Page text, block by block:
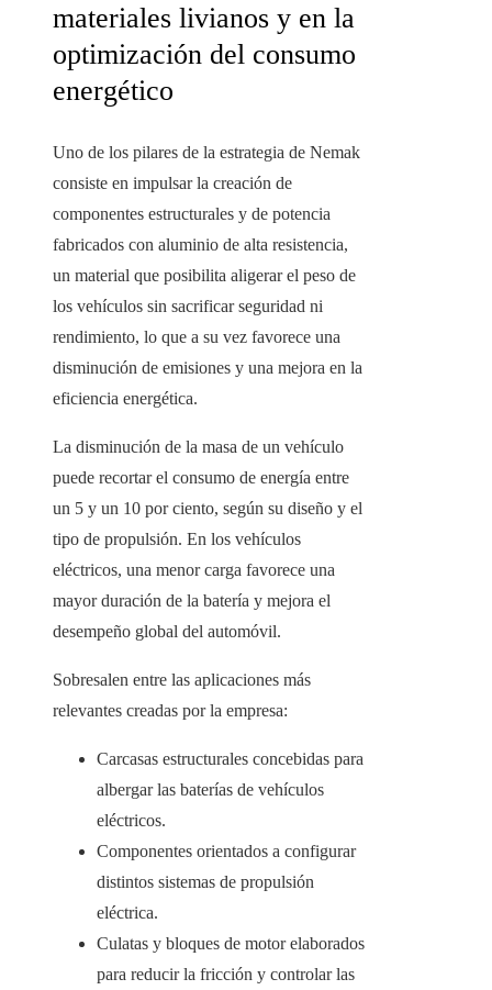
materiales livianos y en la
optimización del consumo
energético
Uno de los pilares de la estrategia de Nemak
consiste en impulsar la creación de
componentes estructurales y de potencia
fabricados con aluminio de alta resistencia,
un material que posibilita aligerar el peso de
los vehículos sin sacrificar seguridad ni
rendimiento, lo que a su vez favorece una
disminución de emisiones y una mejora en la
eficiencia energética.
La disminución de la masa de un vehículo
puede recortar el consumo de energía entre
un 5 y un 10 por ciento, según su diseño y el
tipo de propulsión. En los vehículos
eléctricos, una menor carga favorece una
mayor duración de la batería y mejora el
desempeño global del automóvil.
Sobresalen entre las aplicaciones más
relevantes creadas por la empresa:
Carcasas estructurales concebidas para
albergar las baterías de vehículos
eléctricos.
Componentes orientados a configurar
distintos sistemas de propulsión
eléctrica.
Culatas y bloques de motor elaborados
para reducir la fricción y controlar las